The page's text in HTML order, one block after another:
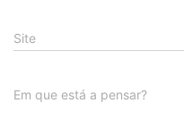
Site
Em que está a pensar?